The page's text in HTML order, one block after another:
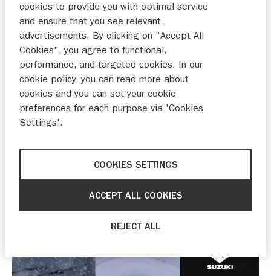
31-01-2025
Met zijn dynamische uitstraling en elektrische
kracht trotseert de nieuwe e VITARA moeiteloos
de sneeuw! Van spectaculaire drifts tot
indrukwekkende acceleraties. Deze elektrische
B-SUV laat zien wat hij in huis heeft. Klaar voor
een avontuur vol actie? Bekijk de e VITARA in
actie en ontdek zijn prestaties op elk terrein!
MEER WETEN OVER DE E VITARA?
cookies to provide you with optimal service
and ensure that you see relevant
advertisements. By clicking on "Accept All
Cookies", you agree to functional,
performance, and targeted cookies. In our
cookie policy, you can read more about
cookies and you can set your cookie
preferences for each purpose via 'Cookies
Settings'.
COOKIES SETTINGS
REJECT ALL
ACCEPT ALL COOKIES